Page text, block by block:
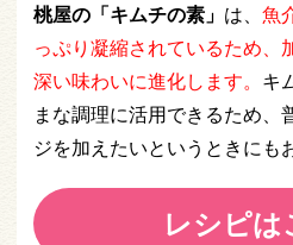
桃屋の「キムチの素」 は、 魚
っぷり凝縮されているため、
深い味わいに進化します。 キ
まな調理に活用できるため、
ジを加えたいというときにも
レシピは